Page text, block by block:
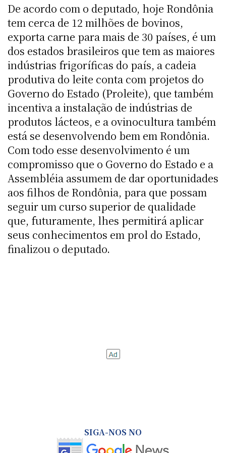
De acordo com o deputado, hoje Rondônia
tem cerca de 12 milhões de bovinos,
exporta carne para mais de 30 países, é um
dos estados brasileiros que tem as maiores
indústrias frigoríficas do país, a cadeia
produtiva do leite conta com projetos do
Governo do Estado (Proleite), que também
incentiva a instalação de indústrias de
produtos lácteos, e a ovinocultura também
está se desenvolvendo bem em Rondônia.
Com todo esse desenvolvimento é um
compromisso que o Governo do Estado e a
Assembléia assumem de dar oportunidades
aos filhos de Rondônia, para que possam
seguir um curso superior de qualidade
que, futuramente, lhes permitirá aplicar
seus conhecimentos em prol do Estado,
finalizou o deputado.
SIGA-NOS NO